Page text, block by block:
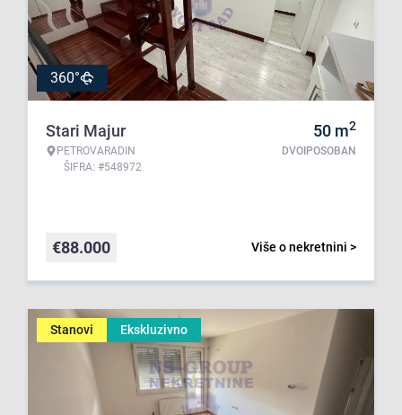
360°
Stari Majur
PETROVARADIN
ŠIFRA: #548972
50 m2
DVOIPOSOBAN
Više o nekretnini >
€88.000
Stanovi Ekskluzivno